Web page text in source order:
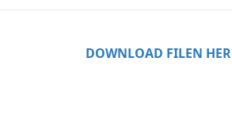
DOWNLOAD FILEN HER